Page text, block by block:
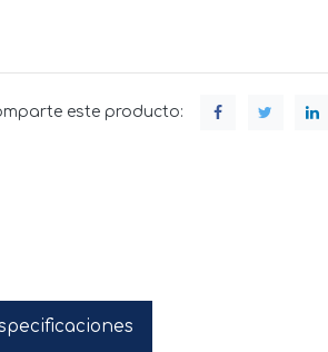
este producto: